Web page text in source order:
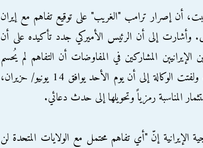
أن إصرار ترامب "الغريب" على توقيع تفاهم مع إيران
وأشارت إلى أن الرئيس الأميركي جدد تأكيده على أن
المشاركين في المفاوضات أن التفاهم لم يُحسم
بعد، وأن توقيعه في هذا اليوم لن يحدث بالتأكيد. ولفتت الوكالة إلى أن يوم الأحد يوافق 14 يونيو/ حزيران،
المناسبة رمزياً وتحويلها إلى حدث دعائي.
الإيرانية إنّ "أي تفاهم محتمل مع الولايات المتحدة لن